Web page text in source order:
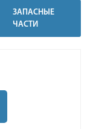
ЗАПАСНЫЕ
ЧАСТИ